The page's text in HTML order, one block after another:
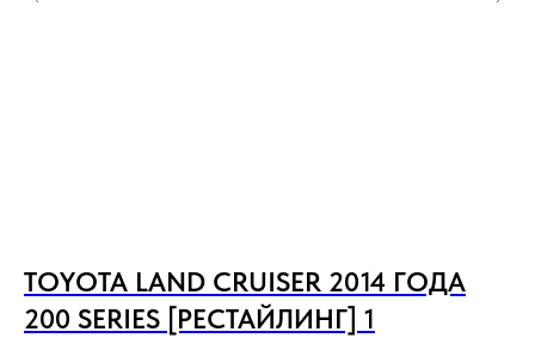
TOYOTA LAND CRUISER 2014 ГОДА
200 SERIES [РЕСТАЙЛИНГ] 1